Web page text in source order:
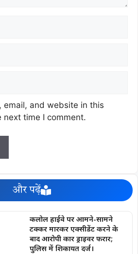
email, and website in this
next time I comment.
और पढ़ें
कलोल हाईवे पर आमने-सामने
टक्कर मारकर एक्सीडेंट करने के
बाद आरोपी कार ड्राइवर फरार;
पुलिस में शिकायत दर्ज।